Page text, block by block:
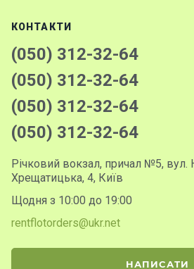
КОНТАКТИ
(050) 312-32-64
(050) 312-32-64
(050) 312-32-64
(050) 312-32-64
Річковий вокзал, причал №5,
Хрещатицька, 4, Київ
Щодня з 10:00 до 19:00
rentflotorders@ukr.net
НАПИСАТИ